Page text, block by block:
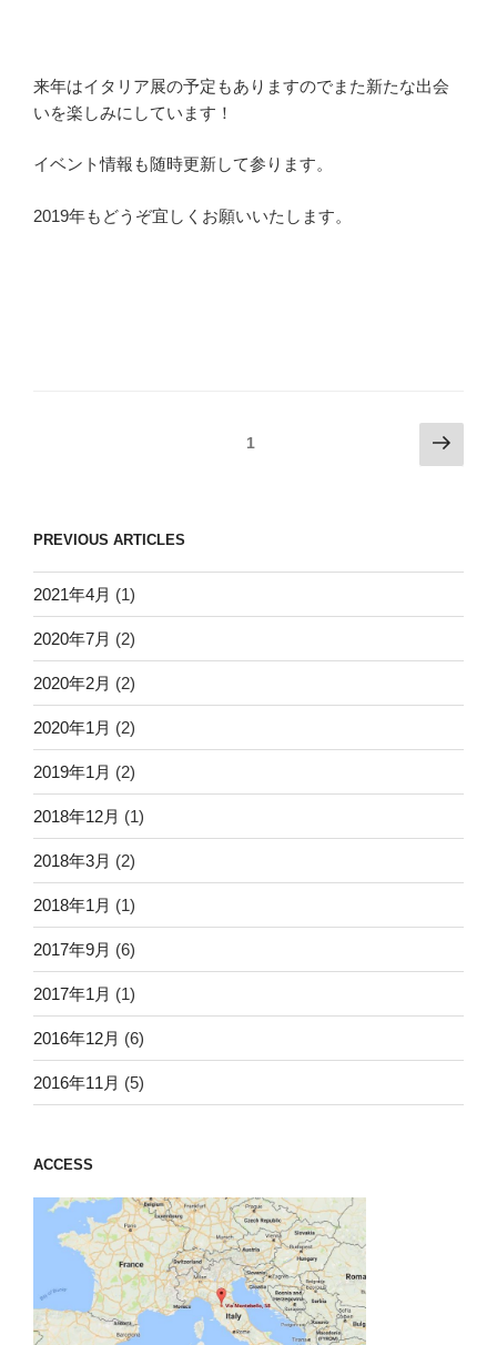
来年はイタリア展の予定もありますのでまた新たな出会
いを楽しみにしています！
イベント情報も随時更新して参ります。
2019年もどうぞ宜しくお願いいたします。
1
PREVIOUS ARTICLES
2021年4月 (1)
2020年7月 (2)
2020年2月 (2)
2020年1月 (2)
2019年1月 (2)
2018年12月 (1)
2018年3月 (2)
2018年1月 (1)
2017年9月 (6)
2017年1月 (1)
2016年12月 (6)
2016年11月 (5)
ACCESS